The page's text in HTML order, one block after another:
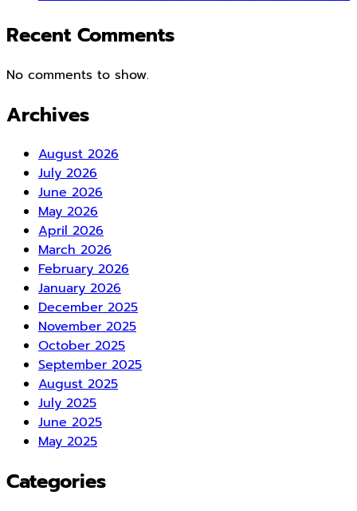
Recent Comments
No comments to show.
Archives
August 2026
July 2026
June 2026
May 2026
April 2026
March 2026
February 2026
January 2026
December 2025
November 2025
October 2025
September 2025
August 2025
July 2025
June 2025
May 2025
Categories